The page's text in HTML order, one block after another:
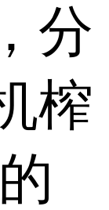
分
榨